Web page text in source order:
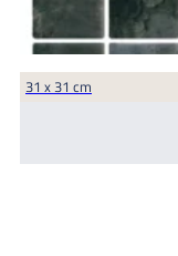
31 x 31 cm